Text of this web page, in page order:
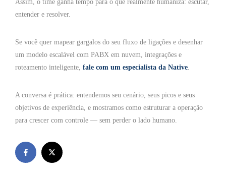
Assim, o time ganha tempo para o que realmente humaniza: escutar,
entender e resolver.
Se você quer mapear gargalos do seu fluxo de ligações e desenhar
um modelo escalável com PABX em nuvem, integrações e
roteamento inteligente, fale com um especialista da Native.
A conversa é prática: entendemos seu cenário, seus picos e seus
objetivos de experiência, e mostramos como estruturar a operação
para crescer com controle — sem perder o lado humano.